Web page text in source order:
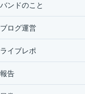
バンドのこと
ブログ運営
ライブレポ
報告